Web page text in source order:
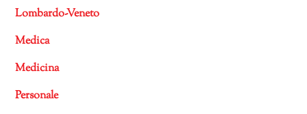
Lombardo-Veneto
Medica
Medicina
Personale